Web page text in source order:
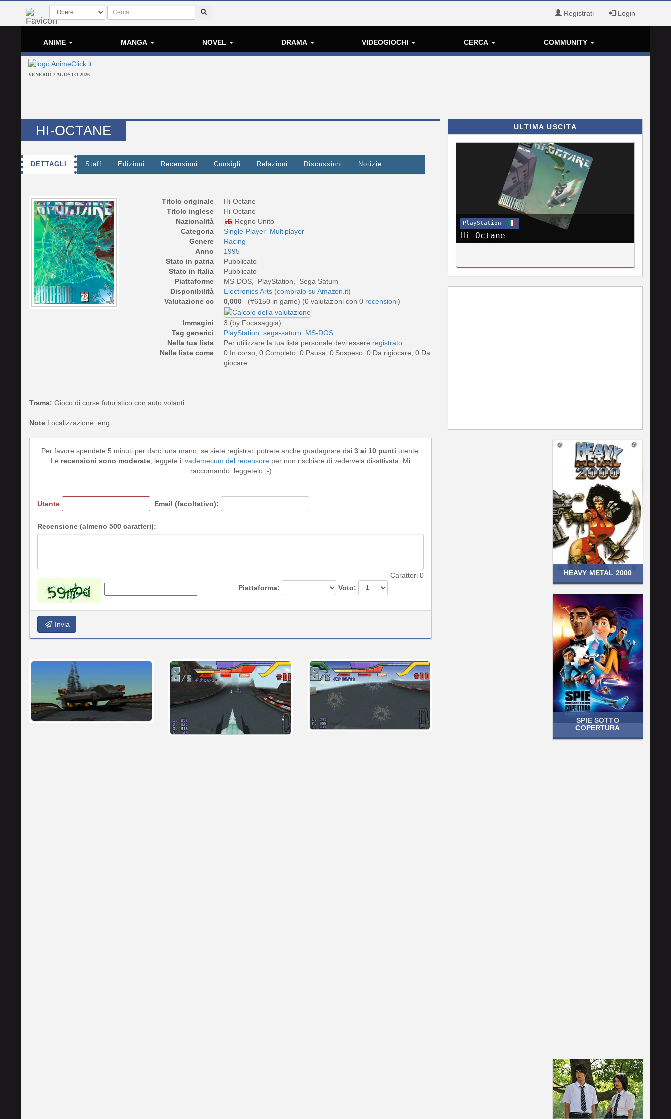
Registrati Login
ANIME MANGA NOVEL DRAMA VIDEOGIOCHI CERCA COMMUNITY
VENERDÌ 7 AGOSTO 2026
HI-OCTANE
DETTAGLI Staff Edizioni Recensioni Consigli Relazioni Discussioni Notizie
Titolo originale
Hi-Octane
Titolo inglese
Hi-Octane
Nazionalità
Regno Unito
Categoria
Single-Player Multiplayer
Genere
Racing
Anno
1995
Stato in patria
Pubblicato
Stato in Italia
Pubblicato
Piattaforme
MS-DOS, PlayStation, Sega Saturn
Disponibilità
Electronics Arts (compralo su Amazon.it)
Valutazione cc
0,000 (#6150 in game) (0 valutazioni con 0 recensioni)
Immagini
3 (by Focasaggia)
Tag generici
PlayStation sega-saturn
MS-DOS
Nella tua lista
Per utilizzare la tua lista personale devi essere registrato
Nelle liste come
0 In corso, 0 Completo, 0 Pausa, 0 Sospeso, 0 Da rigiocare, 0 Da
giocare
Trama: Gioco di corse futuristico con auto volanti.
Note:Localizzazione: eng.
Per favore spendete 5 minuti per darci una mano, se siete registrati potrete anche guadagnare dai 3 ai 10 punti utente.
Le recensioni sono moderate , leggete il vademecum del recensore per non rischiare di vedervela disattivata. Mi
raccomando, leggetelo ;-)
Utente Email (facoltativo):
Recensione (almeno 500 caratteri):
Caratteri 0
Piattaforma:
Voto:
Invia
ULTIMA USCITA
PlayStation
Hi-Octane
HEAVY METAL 2000
SPIE SOTTO
COPERTURA